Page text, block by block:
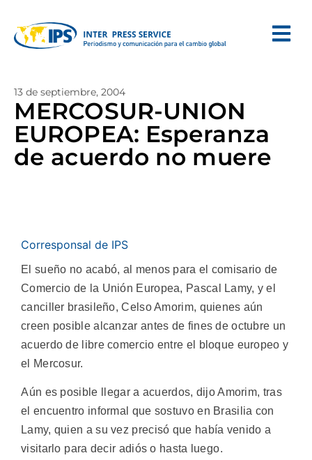
13 de septiembre, 2004
MERCOSUR-UNION
EUROPEA: Esperanza
de acuerdo no muere
Corresponsal de IPS
El sueño no acabó, al menos para el comisario de
Comercio de la Unión Europea, Pascal Lamy, y el
canciller brasileño, Celso Amorim, quienes aún
creen posible alcanzar antes de fines de octubre un
acuerdo de libre comercio entre el bloque europeo y
el Mercosur.
Aún es posible llegar a acuerdos, dijo Amorim, tras
el encuentro informal que sostuvo en Brasilia con
Lamy, quien a su vez precisó que había venido a
visitarlo para decir adiós o hasta luego.